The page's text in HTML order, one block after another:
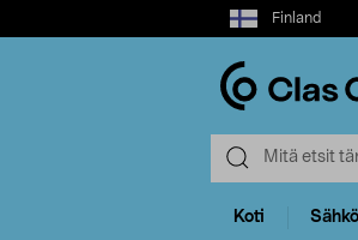
Select
market
Finland
Koti Sähkö